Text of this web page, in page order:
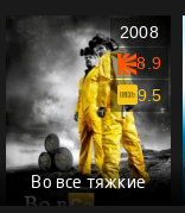
Во все тяжкие
2008
8.9
9.5